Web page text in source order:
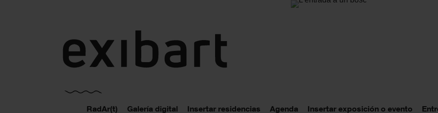
RadAr(t) Galería digital Insertar residencias Agenda Insertar exposición o evento